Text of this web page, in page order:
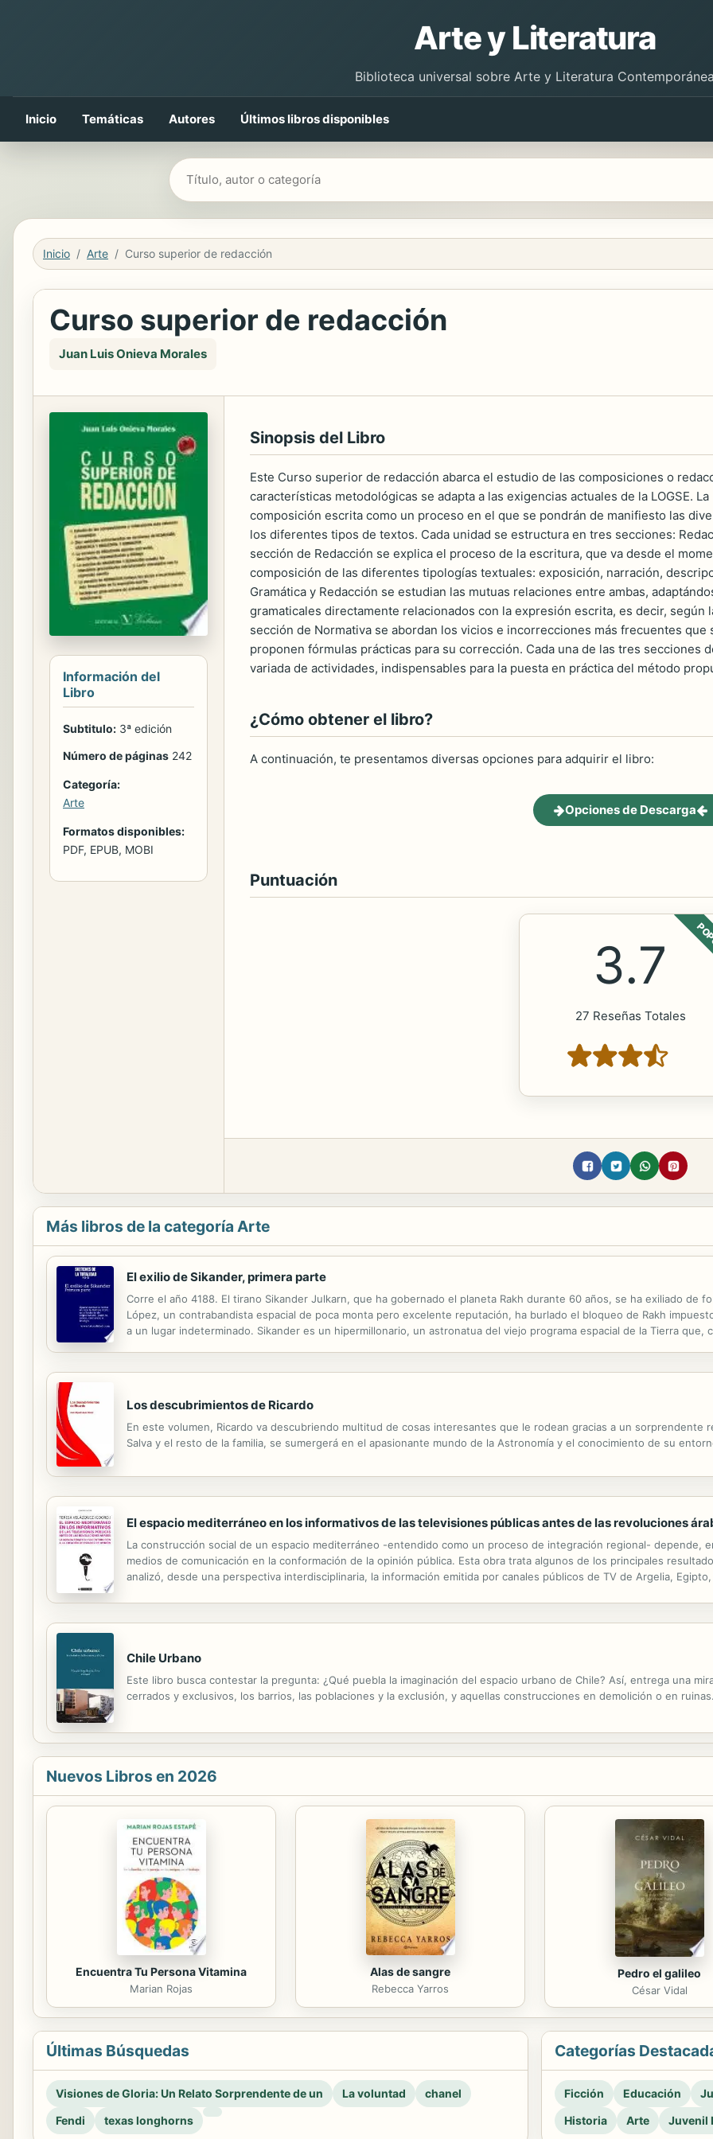
Arte y Literatura
Biblioteca universal sobre Arte y Literatura
Inicio Temáticas Autores Últimos libros disponibles
Buscar libros
Inicio Arte Curso superior de redacción
Curso superior de redacción
Juan Luis Onieva Morales
Información del
Libro
Subtitulo: 3ª edición
Número de páginas 242
Categoría:
Arte
Formatos disponibles:
PDF, EPUB, MOBI
Sinopsis del Libro
Este Curso superior de redacción abarca el estudio de las composiciones o
características metodológicas se adapta a las exigencias actuales de la LOGSE.
composición escrita como un proceso en el que se pondrán de manifiesto las
los diferentes tipos de textos. Cada unidad se estructura en tres secciones:
sección de Redacción se explica el proceso de la escritura, que va desde el
composición de las diferentes tipologías textuales: exposición, narración,
Gramática y Redacción se estudian las mutuas relaciones entre ambas,
gramaticales directamente relacionados con la expresión escrita, es decir, según
sección de Normativa se abordan los vicios e incorrecciones más frecuentes
proponen fórmulas prácticas para su corrección. Cada una de las tres secciones
variada de actividades, indispensables para la puesta en práctica del método
¿Cómo obtener el libro?
A continuación, te presentamos diversas opciones para adquirir el libro:
Opciones de Descarga
Puntuación
3.7
27 Reseñas Totales
Más libros de la categoría Arte
El exilio de Sikander, primera parte
Corre el año 4188. El tirano Sikander Julkarn, que ha gobernado el planeta Rakh durante 60 años, se ha exiliado de
López, un contrabandista espacial de poca monta pero excelente reputación, ha burlado el bloqueo de Rakh
a un lugar indeterminado. Sikander es un hipermillonario, un astronatua del viejo programa espacial de la Tierra
Los descubrimientos de Ricardo
En este volumen, Ricardo va descubriendo multitud de cosas interesantes que le rodean gracias a un sorprendente
Salva y el resto de la familia, se sumergerá en el apasionante mundo de la Astronomía y el conocimiento de su
El espacio mediterráneo en los informativos de las televisiones públicas antes de las revoluciones
La construcción social de un espacio mediterráneo -entendido como un proceso de integración regional- depende,
medios de comunicación en la conformación de la opinión pública. Esta obra trata algunos de los principales
analizó, desde una perspectiva interdisciplinaria, la información emitida por canales públicos de TV de Argelia,
Chile Urbano
Este libro busca contestar la pregunta: ¿Qué puebla la imaginación del espacio urbano de Chile? Así, entrega una
cerrados y exclusivos, los barrios, las poblaciones y la exclusión, y aquellas construcciones en demolición o en
Nuevos Libros en 2026
Encuentra Tu Persona Vitamina
Marian Rojas
Alas de sangre
Rebecca Yarros
Pedro el galileo
César Vidal
Últimas Búsquedas
Visiones de Gloria: Un Relato Sorprendente de un La voluntad
chanel
Fendi
texas longhorns
Categorías
Ficción Educación
Historia
Arte Juvenil